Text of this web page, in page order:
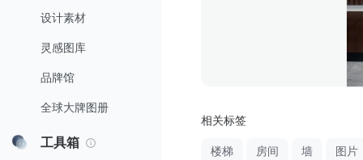
设计素材
灵感图库
品牌馆
全球大牌图册
工具箱
相关标签
楼梯 房间 墙 图片